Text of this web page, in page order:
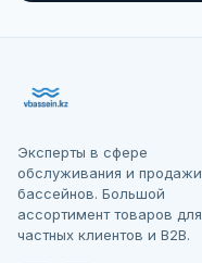
Эксперты в сфере
обслуживания и продажи
бассейнов. Большой
ассортимент товаров для
частных клиентов и B2B.